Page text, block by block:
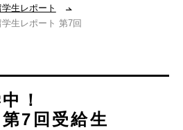
生レポート
生レポート 第7回
！
7回受給生